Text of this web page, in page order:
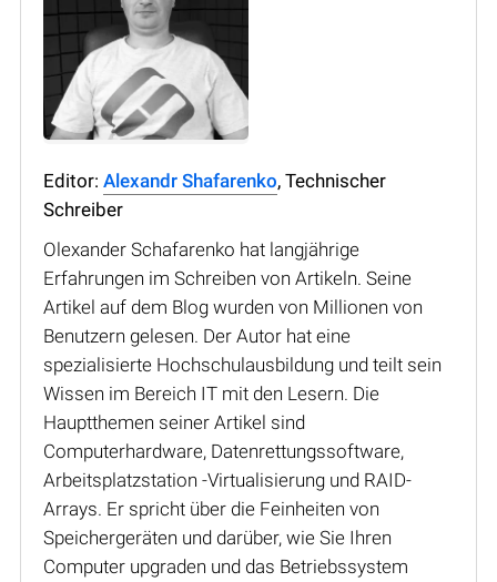
Editor: Alexandr Shafarenko, Technischer
Schreiber
Olexander Schafarenko hat langjährige
Erfahrungen im Schreiben von Artikeln. Seine
Artikel auf dem Blog wurden von Millionen von
Benutzern gelesen. Der Autor hat eine
spezialisierte Hochschulausbildung und teilt sein
Wissen im Bereich IT mit den Lesern. Die
Hauptthemen seiner Artikel sind
Computerhardware, Datenrettungssoftware,
Arbeitsplatzstation -Virtualisierung und RAID-
Arrays. Er spricht über die Feinheiten von
Speichergeräten und darüber, wie Sie Ihren
Computer upgraden und das Betriebssystem